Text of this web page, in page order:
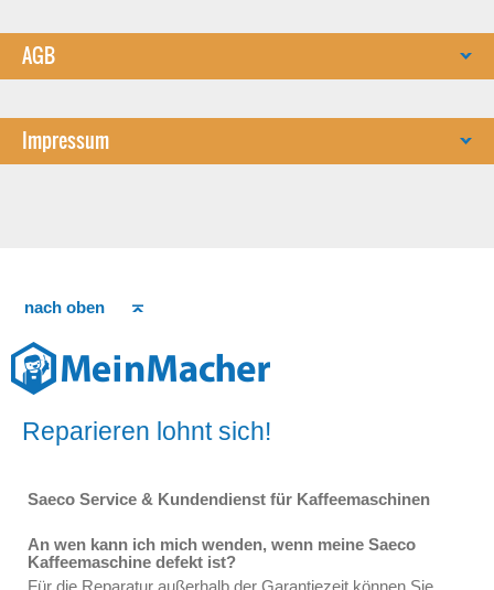
AGB
Impressum
nach oben
Reparieren lohnt sich!
Saeco Service & Kundendienst für Kaffeemaschinen
An wen kann ich mich wenden, wenn meine Saeco
Kaffeemaschine defekt ist?
Für die Reparatur außerhalb der Garantiezeit können Sie